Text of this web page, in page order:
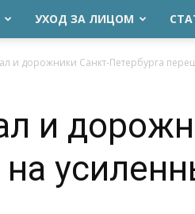
УХОД ЗА ЛИЦОМ
и дорожники Санкт-Петербурга
и